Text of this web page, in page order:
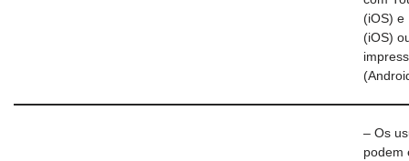
(iOS) e
(iOS)
– Os
podem